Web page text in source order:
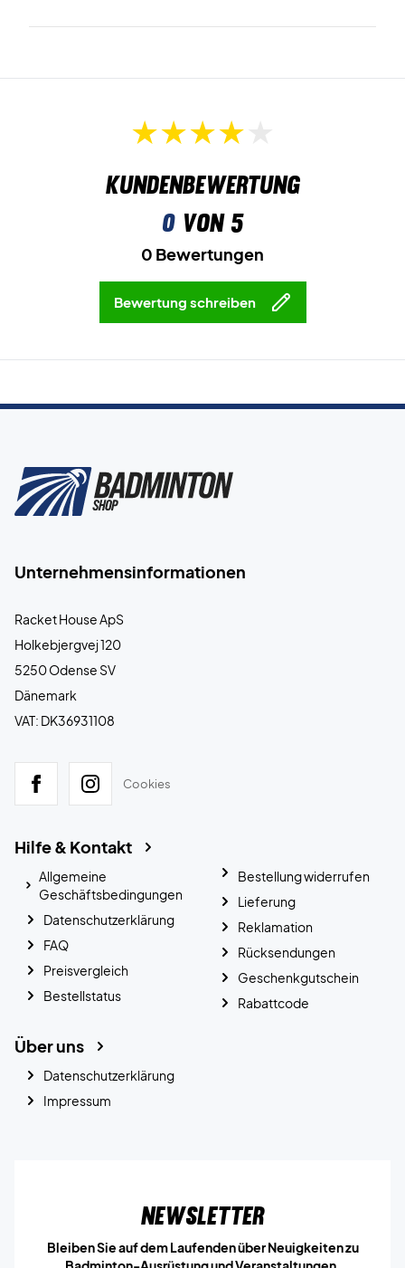
Kundenbewertung
0von 5
0 Bewertungen
Bewertung schreiben
Unternehmensinformationen
Racket House ApS
Holkebjergvej 120
5250 Odense SV
Dänemark
VAT: DK36931108
Cookies
Hilfe & Kontakt
Allgemeine
Geschäftsbedingungen
Datenschutzerklärung
FAQ
Preisvergleich
Bestellstatus
Bestellung widerrufen
Lieferung
Reklamation
Rücksendungen
Geschenkgutschein
Rabattcode
Über uns
Datenschutzerklärung
Impressum
Newsletter
Bleiben Sie auf dem Laufenden über Neuigkeiten zu